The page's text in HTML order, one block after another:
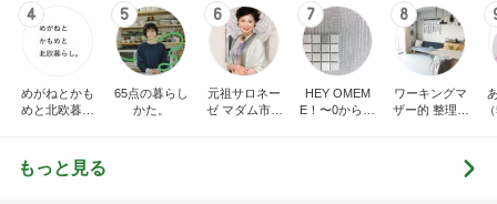
4
めがねとかも
めと北欧暮ら
5
65点の暮らし
かた。
6
元祖サロネー
ゼ マダム市川
7
HEY OMEM
E！〜0からの
8
ワーキングマ
ザー的 整理収
もっと見る